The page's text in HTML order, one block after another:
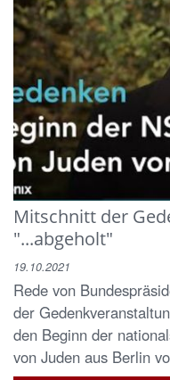
Mitschnitt der
"...abgeholt"
19.10.2021
Rede von
der
den Beginn der
von Juden aus Berlin